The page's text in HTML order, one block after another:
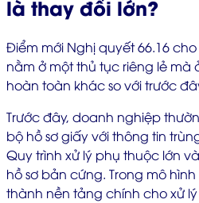
là thay đổi lớn?
Điểm mới Nghị quyết 66.16
nằm ở một thủ tục riêng lẻ
hoàn toàn khác so với trước
Trước đây, doanh nghiệp
bộ hồ sơ giấy với thông tin
Quy trình xử lý phụ thuộc lớn
hồ sơ bản cứng. Trong mô
thành nền tảng chính cho xử